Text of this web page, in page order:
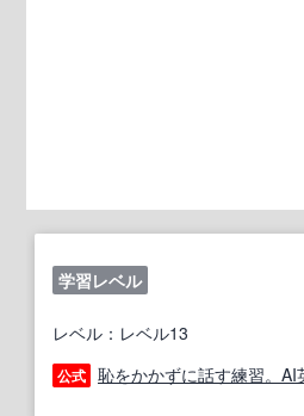
学習レベル
レベル：レベル13
公式 恥をかかずに話す練習。